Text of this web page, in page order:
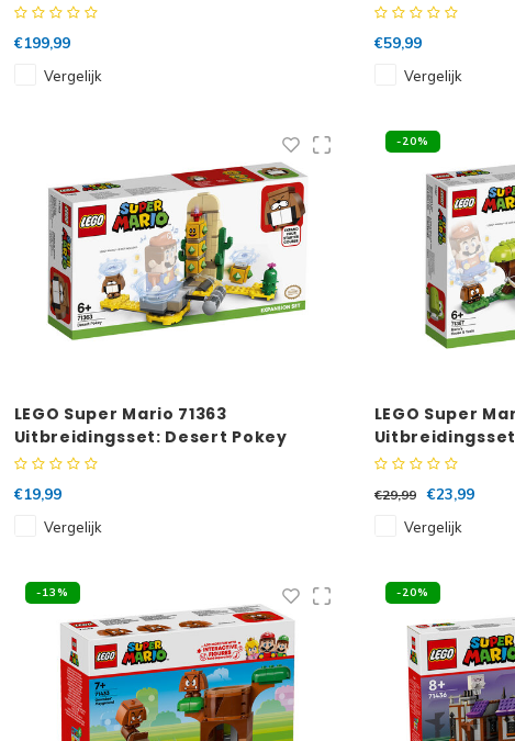
€199,99
Vergelijk
€59,99
Vergelijk
LEGO Super Mario 71363
Uitbreidingsset: Desert Pokey
€19,99
Vergelijk
-20%
LEGO Super
Yoshi
€29,99
€23,99
Vergelijk
-13% -20%